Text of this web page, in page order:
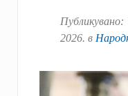
Публикувано:
2026. в